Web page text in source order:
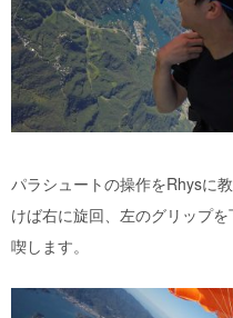
パラシュートの操作をRhysに
けば右に旋回、左のグリップ
喫します。